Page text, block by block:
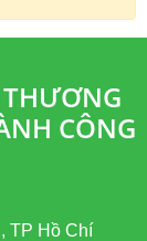
CÔNG
TP Hồ Chí